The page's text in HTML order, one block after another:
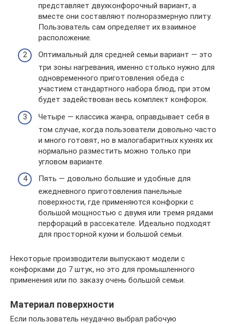
представляет двухконфорочный вариант, а
вместе они составляют полноразмерную плиту.
Пользователь сам определяет их взаимное
расположение.
Оптимальный для средней семьи вариант — это
три зоны нагревания, именно столько нужно для
одновременного приготовления обеда с
участием стандартного набора блюд, при этом
будет задействован весь комплект конфорок.
Четыре — классика жанра, оправдывает себя в
том случае, когда пользователи довольно часто
и много готовят, но в малогабаритных кухнях их
нормально разместить можно только при
угловом варианте.
Пять — довольно большие и удобные для
ежедневного приготовления панельные
поверхности, где применяются конфорки с
большой мощностью с двумя или тремя рядами
перфораций в рассекателе. Идеально подходят
для просторной кухни и большой семьи.
Некоторые производители выпускают модели с
конфорками до 7 штук, но это для промышленного
применения или по заказу очень большой семьи.
Материал поверхности
Если пользователь неудачно выбрал рабочую